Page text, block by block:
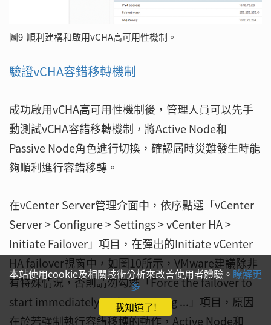
圖9 順利建構和啟用vCHA高可用性機制。
驗證vCHA容錯移轉機制
成功啟用vCHA高可用性機制後，管理人員可以先手
動測試vCHA容錯移轉機制，將Active Node和
Passive Node角色進行切換，確認屆時災難發生時能
夠順利進行容錯移轉。
在vCenter Server管理介面中，依序點選「vCenter
Server > Configure > Settings > vCenter HA >
Initiate Failover」項目，在彈出的Initiate vCenter
HA failover視窗中，如圖10所示，VMware建議除非
有特殊情況，否則請勿勾選「Force the failover to
start immediately withou waiting ...」項目，原因
在於若強制執行容錯移轉的動作，Active Node和
本站使用cookie及相關技術分析來改善使用者體驗。瞭解更
多
我知道了!